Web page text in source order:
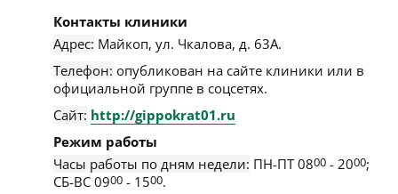
Контакты клиники
Адрес: Майкоп, ул. Чкалова, д. 63А.
Телефон: опубликован на сайте клиники или в
официальной группе в соцсетях.
Сайт: http://gippokrat01.ru
Режим работы
Часы работы по дням недели: ПН-ПТ 0800 - 2000;
СБ-ВС 0900 - 1500.